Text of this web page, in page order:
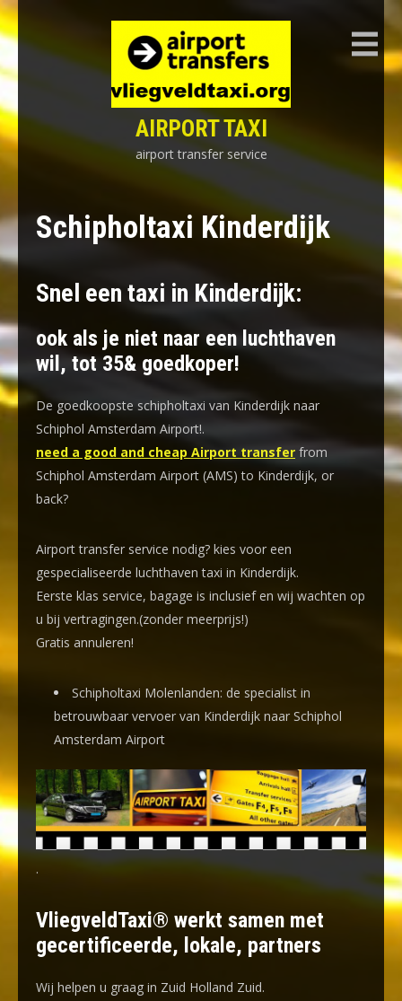
Skip
to
content
AIRPORT TAXI
airport transfer service
Schipholtaxi Kinderdijk
Snel een taxi in Kinderdijk:
ook als je niet naar een luchthaven
wil, tot 35& goedkoper!
De goedkoopste schipholtaxi van Kinderdijk naar
Schiphol Amsterdam Airport!.
need a good and cheap Airport transfer from
Schiphol Amsterdam Airport (AMS) to Kinderdijk, or
back?
Airport transfer service nodig? kies voor een
gespecialiseerde luchthaven taxi in Kinderdijk.
Eerste klas service, bagage is inclusief en wij wachten op
u bij vertragingen.(zonder meerprijs!)
Gratis annuleren!
Schipholtaxi Molenlanden: de specialist in
betrouwbaar vervoer van Kinderdijk naar Schiphol
Amsterdam Airport
.
VliegveldTaxi® werkt samen met
gecertificeerde, lokale, partners
Wij helpen u graag in Zuid Holland Zuid.